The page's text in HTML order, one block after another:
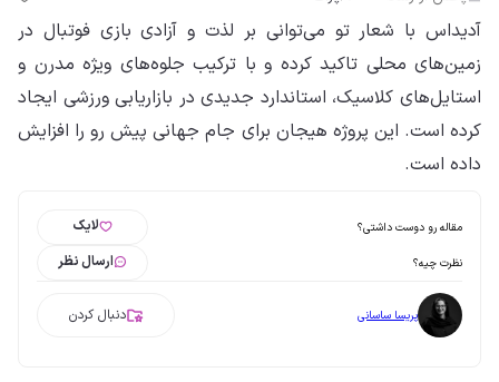
آدیداس با شعار تو می‌توانی بر لذت و آزادی بازی فوتبال در
زمین‌های محلی تاکید کرده و با ترکیب جلوه‌های ویژه مدرن و
استایل‌های کلاسیک، استاندارد جدیدی در بازاریابی ورزشی ایجاد
کرده است. این پروژه هیجان برای جام جهانی پیش رو را افزایش
داده است.
مقاله رو دوست داشتی؟ لایک
نظرت چیه؟ ارسال نظر
پریسا ساسانی دنبال کردن